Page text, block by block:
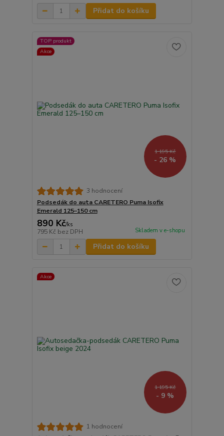
Přidat do košíku
TOP produkt
Akce
1 195 Kč
- 26 %
3 hodnocení
Podsedák do auta CARETERO Puma Isofix
Emerald 125–150 cm
890 Kč/ks
795 Kč bez DPH Skladem v e-shopu
Přidat do košíku
Akce
1 195 Kč
- 9 %
1 hodnocení